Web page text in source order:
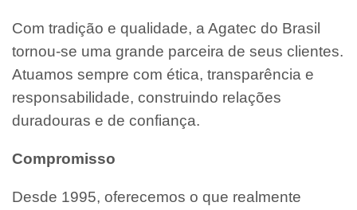
Com tradição e qualidade, a Agatec do Brasil
tornou-se uma grande parceira de seus clientes.
Atuamos sempre com ética, transparência e
responsabilidade, construindo relações
duradouras e de confiança.
Compromisso
Desde 1995, oferecemos o que realmente